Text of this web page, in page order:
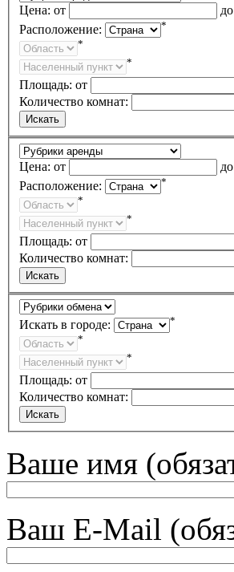
Цена: от
до
Расположение:
*
*
*
Площадь: от
Количество комнат:
Цена: от
до
Расположение:
*
*
*
Площадь: от
Количество комнат:
Искать в городе:
*
*
*
Площадь: от
Количество комнат:
Ваше имя
Ваш E-Mail